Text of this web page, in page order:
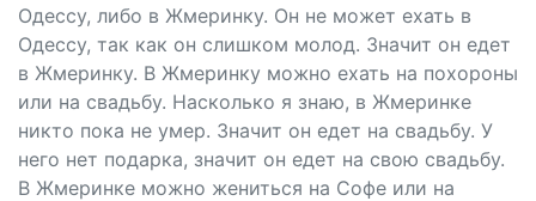
Одессу, либо в Жмеринку. Он не может ехать в
Одессу, так как он слишком молод. Значит он едет
в Жмеринку. В Жмеринку можно ехать на похороны
или на свадьбу. Насколько я знаю, в Жмеринке
никто пока не умер. Значит он едет на свадьбу. У
него нет подарка, значит он едет на свою свадьбу.
В Жмеринке можно жениться на Софе или на